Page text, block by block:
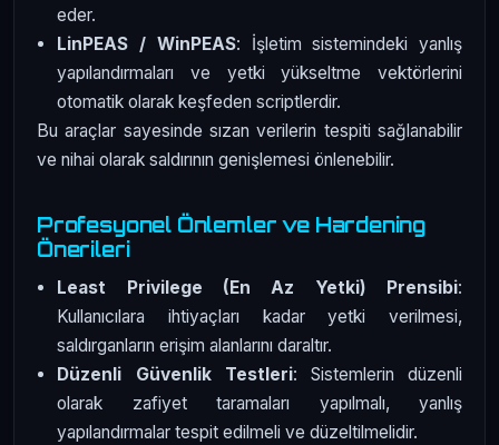
eder.
LinPEAS / WinPEAS: İşletim sistemindeki yanlış
yapılandırmaları ve yetki yükseltme vektörlerini
otomatik olarak keşfeden scriptlerdir.
Bu araçlar sayesinde sızan verilerin tespiti sağlanabilir
ve nihai olarak saldırının genişlemesi önlenebilir.
Profesyonel Önlemler ve Hardening
Önerileri
Least Privilege (En Az Yetki) Prensibi:
Kullanıcılara ihtiyaçları kadar yetki verilmesi,
saldırganların erişim alanlarını daraltır.
Düzenli Güvenlik Testleri: Sistemlerin düzenli
olarak zafiyet taramaları yapılmalı, yanlış
yapılandırmalar tespit edilmeli ve düzeltilmelidir.